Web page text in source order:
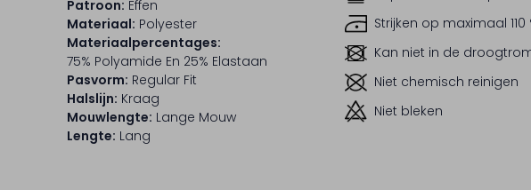
Patroon: Effen
Materiaal: Polyester
Materiaalpercentages:
75% Polyamide En 25% Elastaan
Pasvorm: Regular Fit
Halslijn: Kraag
Mouwlengte: Lange Mouw
Lengte: Lang
Strijken op maximaal 110
Kan niet in de
Niet chemisch reinigen
Niet bleken